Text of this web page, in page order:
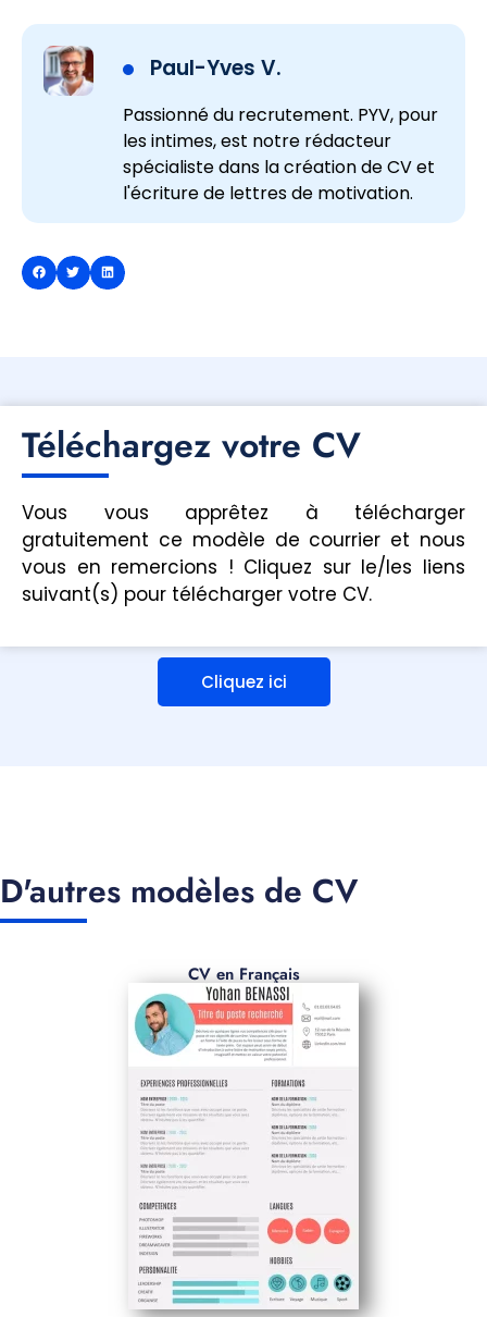
Paul-Yves V.
Passionné du recrutement. PYV, pour
les intimes, est notre rédacteur
spécialiste dans la création de CV et
l'écriture de lettres de motivation.
Téléchargez votre CV
Vous vous apprêtez à télécharger
gratuitement ce modèle de courrier et nous
vous en remercions ! Cliquez sur le/les liens
suivant(s) pour télécharger votre CV.
Cliquez ici
D'autres modèles de CV
CV en Français